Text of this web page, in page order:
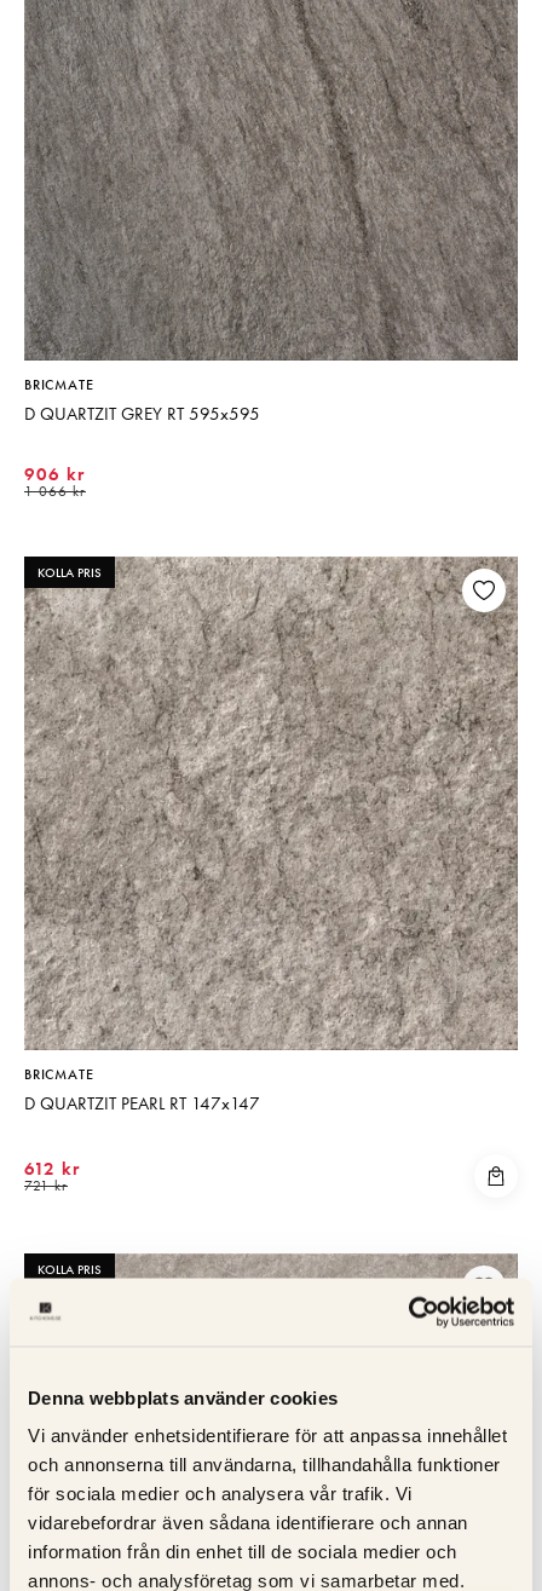
Denna webbplats använder cookies
Vi använder enhetsidentifierare för att anpassa innehållet
och annonserna till användarna, tillhandahålla funktioner
för sociala medier och analysera vår trafik. Vi
vidarebefordrar även sådana identifierare och annan
information från din enhet till de sociala medier och
annons- och analysföretag som vi samarbetar med.
BRICMATE
D QUARTZIT GREY RT 595x595
906 kr
1 066 kr
KOLLA PRIS
BRICMATE
D QUARTZIT PEARL RT 147x147
612 kr
721 kr
KOLLA PRIS